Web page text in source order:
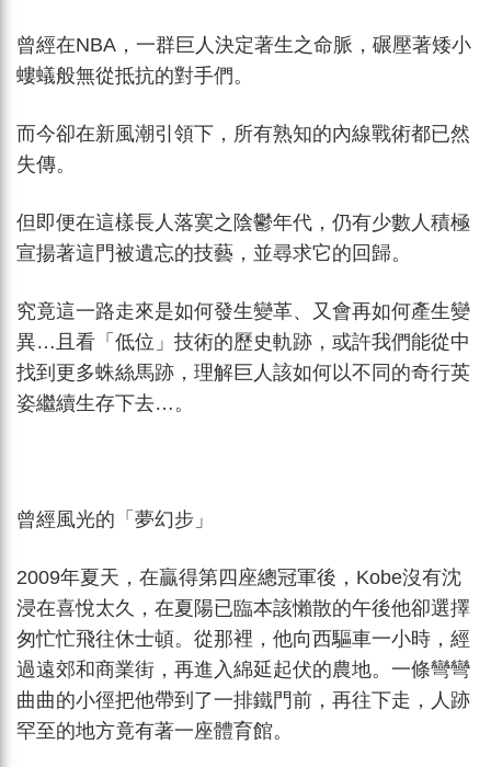
曾經在NBA，一群巨人決定著生之命脈，碾壓著矮小
螻蟻般無從抵抗的對手們。
而今卻在新風潮引領下，所有熟知的內線戰術都已然
失傳。
但即便在這樣長人落寞之陰鬱年代，仍有少數人積極
宣揚著這門被遺忘的技藝，並尋求它的回歸。
究竟這一路走來是如何發生變革、又會再如何產生變
異…且看「低位」技術的歷史軌跡，或許我們能從中
找到更多蛛絲馬跡，理解巨人該如何以不同的奇行英
姿繼續生存下去…。
曾經風光的「夢幻步」
2009年夏天，在贏得第四座總冠軍後，Kobe沒有沈
浸在喜悅太久，在夏陽已臨本該懶散的午後他卻選擇
匆忙忙飛往休士頓。從那裡，他向西驅車一小時，經
過遠郊和商業街，再進入綿延起伏的農地。一條彎彎
曲曲的小徑把他帶到了一排鐵門前，再往下走，人跡
罕至的地方竟有著一座體育館。